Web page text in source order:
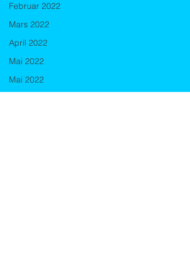
Februar 2022
Mars 2022
April 2022
Mai 2022
Mai 2022